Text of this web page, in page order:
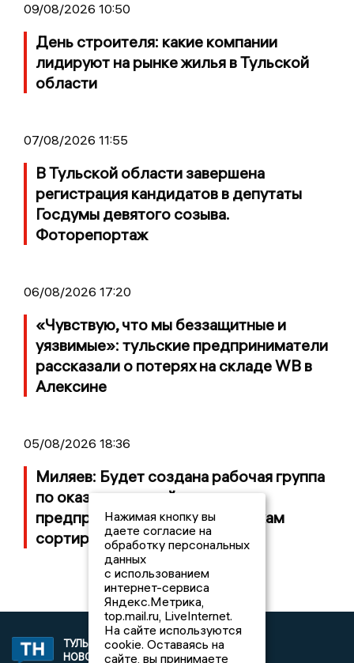
09/08/2026 10:50
День строителя: какие компании
лидируют на рынке жилья в Тульской
области
07/08/2026 11:55
В Тульской области завершена
регистрация кандидатов в депутаты
Госдумы девятого созыва.
Фоторепортаж
06/08/2026 17:20
«Чувствую, что мы беззащитные и
уязвимые»: тульские предприниматели
рассказали о потерях на складе WB в
Алексине
05/08/2026 18:36
Миляев: Будет создана рабочая группа
по оказанию содействия
предпринимателям и работникам
сортировочного центра WB
ТУЛЬСКИЕ
НОВОСТИ
2008 © NEWSTULA.RU | СИ
«Тульские новости»
Нажимая кнопку вы
даете согласие на
обработку персональных
данных
с использованием
интернет-сервиса
Яндекс.Метрика,
top.mail.ru, LiveInternet.
На сайте используются
cookie. Оставаясь на
сайте, вы принимаете